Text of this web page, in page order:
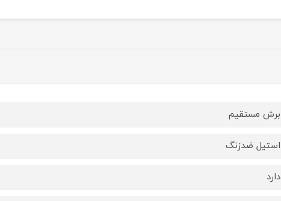
برش مستقیم
استیل ضدزنگ
دارد